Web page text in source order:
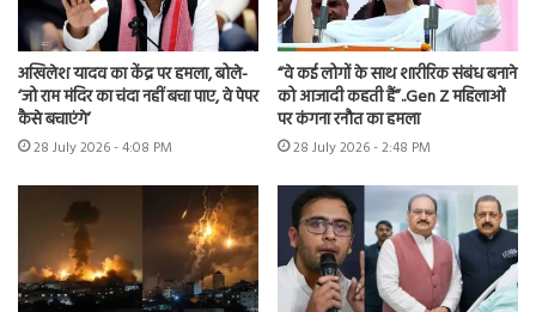
अखिलेश यादव का केंद्र पर हमला, बोले-
‘जो राम मंदिर का चंदा नहीं बचा पाए, वे पेपर
कैसे बचाएंगे’
28 July 2026 - 4:08 PM
“वे कई लोगों के साथ शारीरिक संबंध बनाने
को आजादी कहती हैं”..Gen Z महिलाओं
पर कंगना रनौत का हमला
28 July 2026 - 2:48 PM